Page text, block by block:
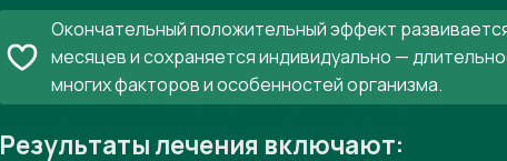
Окончательный положительный эффект
месяцев и сохраняется индивидуально —
многих факторов и особенностей организма.
Результаты лечения включают: